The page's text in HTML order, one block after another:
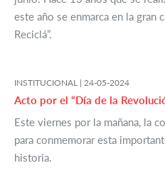
este año se enmarca en la gran
Reciclá”.
INSTITUCIONAL | 24-05-2024
Acto por el “Día de la
Este viernes por la mañana, la
para conmemorar esta
historia.